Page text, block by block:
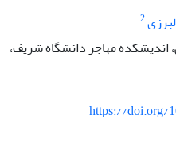
2
مهاجر دانشگاه شریف،
https://doi.org/